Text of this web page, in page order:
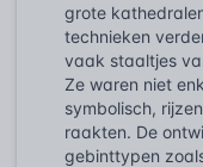
grote
technieken
vaak staaltjes
Ze waren niet
symbolisch,
raakten. De
gebinttypen